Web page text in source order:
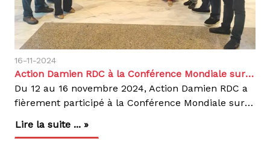
16-11-2024
Action Damien RDC à la Conférence Mondiale sur la Santé Pulmonaire 2024 à BALI
Du 12 au 16 novembre 2024, Action Damien RDC a
fièrement participé à la Conférence Mondiale sur la Santé Pulmonaire (WCLH), organisée à Bali, Indonésie, par l’Union Conférence. Cet événement a rassemblé des experts internationaux pour échanger sur les avancées majeures dans la lutte contre les maladies pulmonaires, notamment la tuberculose.Représentée par Dr Pierre UMBA, notre représentant national, Action Damien RDC a activement contribué aux discussions sur des solutions innovantes, tout en renforçant son engagement envers l’éradication de la tuberculose et des autres maladies respiratoires en République Démocratique du Congo.Cette conférence a offert une plateforme précieuse pour :Partager des expériences et des bonnes pratiques.Consolider des partenariats stratégiques.Explorer de nouvelles approches pour améliorer la gestion de la santé pulmonaire en RDC.Des progrès remarquables en 2023Grâce à des efforts conjoints, 105 494 vies ont été sauvées en 2023, avec :14 492 enfants traités, reflétant notre engagement envers les populations les plus vulnérables.117 935 personnes traitées pour la tuberculose. 709 cas de tuberculose pharmaco-résistante pris en charge.Un appel à une action globaleCette conférence internationale a réaffirmé une vérité fondamentale : la lutte contre la tuberculose est un défi mondial. Inspirés par cet événement, nous restons déterminés à poursuivre notre mission, en collaboration avec nos partenaires, pour construire un avenir sans tuberculose. Ensemble, avançons vers un monde en meilleure santé.
Lire la suite ... »